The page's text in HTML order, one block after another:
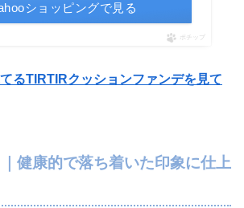
ショッピングで見る
ポチップ
るTIRTIRクッションファンデを見て
健康的で落ち着いた印象に仕上